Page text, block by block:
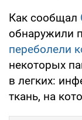
Как сообщал
обнаружили
переболели
некоторых
в легких:
ткань, на